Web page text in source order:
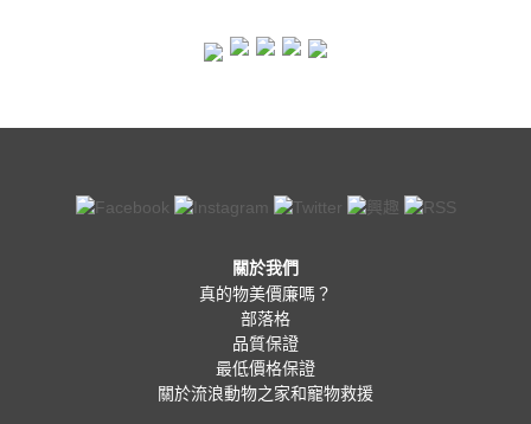
關於我們
真的物美價廉嗎？
部落格
品質保證
最低價格保證
關於流浪動物之家和寵物救援